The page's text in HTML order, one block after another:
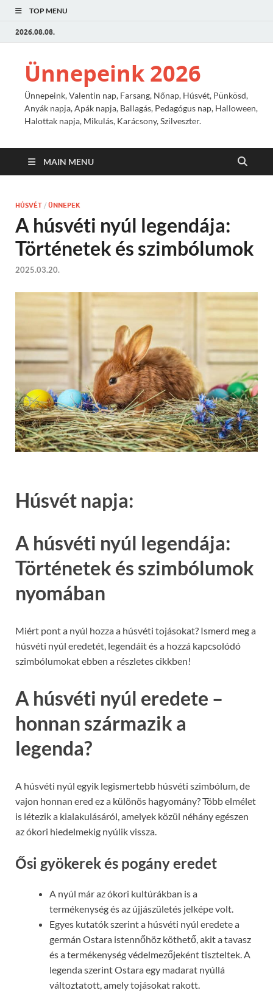
TOP MENU
2026.08.08.
Ünnepeink 2026
Ünnepeink, Valentin nap, Farsang, Nőnap, Húsvét, Pünkösd,
Anyák napja, Apák napja, Ballagás, Pedagógus nap, Halloween,
Halottak napja, Mikulás, Karácsony, Szilveszter.
MAIN MENU
HÚSVÉT / ÜNNEPEK
A húsvéti nyúl legendája:
Történetek és szimbólumok
2025.03.20.
Húsvét napja:
A húsvéti nyúl legendája:
Történetek és szimbólumok
nyomában
Miért pont a nyúl hozza a húsvéti tojásokat? Ismerd meg a
húsvéti nyúl eredetét, legendáit és a hozzá kapcsolódó
szimbólumokat ebben a részletes cikkben!
A húsvéti nyúl eredete –
honnan származik a
legenda?
A húsvéti nyúl egyik legismertebb húsvéti szimbólum, de
vajon honnan ered ez a különös hagyomány? Több elmélet
is létezik a kialakulásáról, amelyek közül néhány egészen
az ókori hiedelmekig nyúlik vissza.
Ősi gyökerek és pogány eredet
A nyúl már az ókori kultúrákban is a
termékenység és az újjászületés jelképe volt.
Egyes kutatók szerint a húsvéti nyúl eredete a
germán Ostara istennőhöz köthető, akit a tavasz
és a termékenység védelmezőjeként tiszteltek. A
legenda szerint Ostara egy madarat nyúllá
változtatott, amely tojásokat rakott.